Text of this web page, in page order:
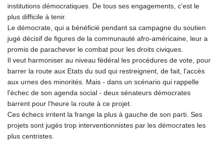
institutions démocratiques. De tous ses engagements, c'est le
plus difficile à tenir.
Le démocrate, qui a bénéficié pendant sa campagne du soutien
jugé décisif de figures de la communauté afro-américaine, leur a
promis de parachever le combat pour les droits civiques.
Il veut harmoniser au niveau fédéral les procédures de vote, pour
barrer la route aux Etats du sud qui restreignent, de fait, l'accès
aux urnes des minorités. Mais - dans un scénario qui rappelle
l'échec de son agenda social - deux sénateurs démocrates
barrent pour l'heure la route à ce projet.
Ces échecs irritent la frange la plus à gauche de son parti. Ses
projets sont jugés trop interventionnistes par les démocrates les
plus centristes.